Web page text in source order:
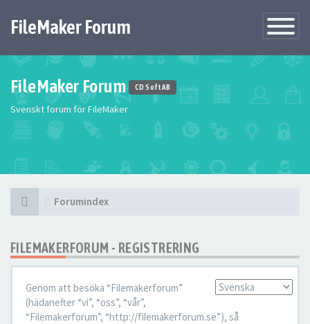
Växla
FileMaker Forum
FileMaker Forum CD Soft AB
Svenskt forum för FileMaker
Forumindex
FILEMAKERFORUM - REGISTRERING
Språk:
Genom att besöka “Filemakerforum”
(hädanefter “vi”, “oss”, “vår”,
“Filemakerforum”, “http://filemakerforum.se”), så